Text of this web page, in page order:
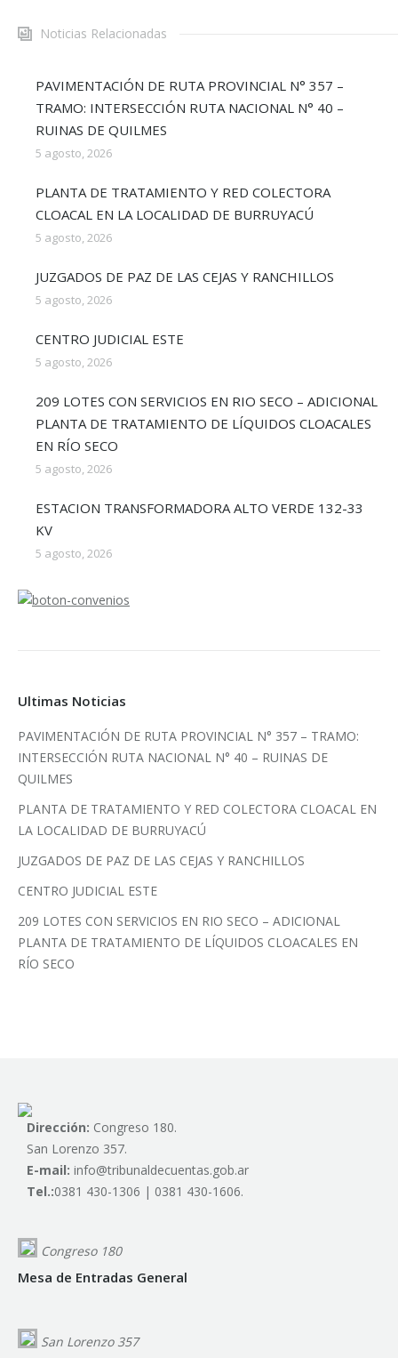
Noticias Relacionadas
PAVIMENTACIÓN DE RUTA PROVINCIAL N° 357 –
TRAMO: INTERSECCIÓN RUTA NACIONAL N° 40 –
RUINAS DE QUILMES
5 agosto, 2026
PLANTA DE TRATAMIENTO Y RED COLECTORA
CLOACAL EN LA LOCALIDAD DE BURRUYACÚ
5 agosto, 2026
JUZGADOS DE PAZ DE LAS CEJAS Y RANCHILLOS
5 agosto, 2026
CENTRO JUDICIAL ESTE
5 agosto, 2026
209 LOTES CON SERVICIOS EN RIO SECO – ADICIONAL
PLANTA DE TRATAMIENTO DE LÍQUIDOS CLOACALES
EN RÍO SECO
5 agosto, 2026
ESTACION TRANSFORMADORA ALTO VERDE 132-33
KV
5 agosto, 2026
Ultimas Noticias
PAVIMENTACIÓN DE RUTA PROVINCIAL N° 357 – TRAMO:
INTERSECCIÓN RUTA NACIONAL N° 40 – RUINAS DE
QUILMES
PLANTA DE TRATAMIENTO Y RED COLECTORA CLOACAL EN
LA LOCALIDAD DE BURRUYACÚ
JUZGADOS DE PAZ DE LAS CEJAS Y RANCHILLOS
CENTRO JUDICIAL ESTE
209 LOTES CON SERVICIOS EN RIO SECO – ADICIONAL
PLANTA DE TRATAMIENTO DE LÍQUIDOS CLOACALES EN
RÍO SECO
Dirección: Congreso 180.
San Lorenzo 357.
E-mail: info@tribunaldecuentas.gob.ar
Tel.:0381 430-1306 | 0381 430-1606.
Congreso 180
Mesa de Entradas General
San Lorenzo 357